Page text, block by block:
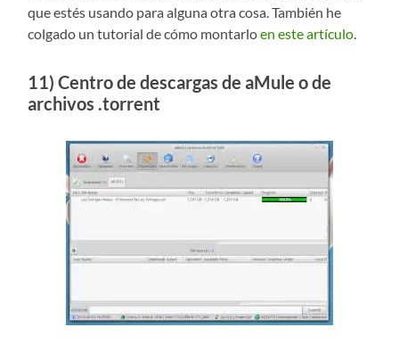
que estés usando para alguna otra cosa. También he
colgado un tutorial de cómo montarloen este artículo
11) Centro de descargas de aMule o de
archivos .torrent